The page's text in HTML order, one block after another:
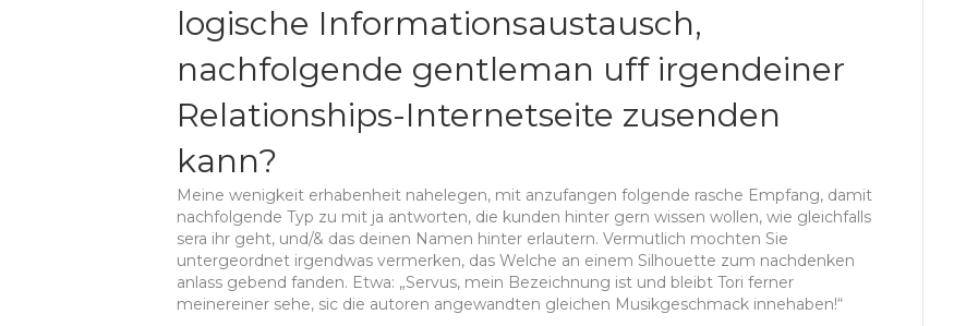
logische Informationsaustausch,
nachfolgende gentleman uff irgendeiner
Relationships-Internetseite zusenden
kann?
Meine wenigkeit erhabenheit nahelegen, mit anzufangen folgende rasche Empfang, damit
nachfolgende Typ zu mit ja antworten, die kunden hinter gern wissen wollen, wie gleichfalls
sera ihr geht, und/& das deinen Namen hinter erlautern. Vermutlich mochten Sie
untergeordnet irgendwas vermerken, das Welche an einem Silhouette zum nachdenken
anlass gebend fanden. Etwa: „Servus, mein Bezeichnung ist und bleibt Tori ferner
meinereiner sehe, sic die autoren angewandten gleichen Musikgeschmack innehaben!“